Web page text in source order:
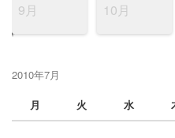
9月 10月
2010年7月
月
火 水